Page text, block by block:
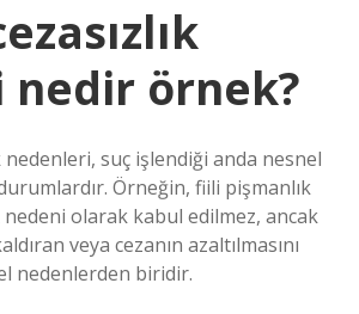
nedir örnek?
nedenleri, suç işlendiği anda nesnel
Örneğin, fiili pişmanlık
nedeni olarak kabul edilmez, ancak
veya cezanın azaltılmasını
nedenlerden biridir.